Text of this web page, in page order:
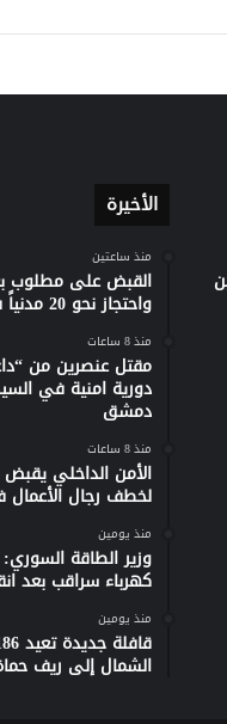
الأخيرة
منذ ساعتين
القبض على مطلوب
واحتجاز نحو 20 مدنياً في ريف إدلب
منذ 8 ساعات
مقتل عنصرين من
دورية امنية في
دمشق
منذ 8 ساعات
الأمن الداخلي
لخطف رجال
منذ يومين
وزير الطاقة
كهرباء سراقب بعد انقطاع
منذ يومين
الشمال إلى ريف